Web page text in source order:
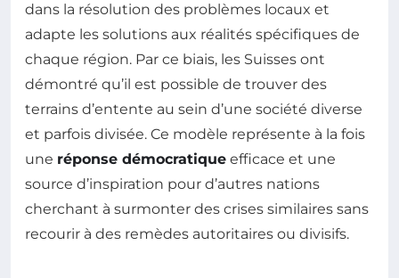
dans la résolution des problèmes locaux et
adapte les solutions aux réalités spécifiques de
chaque région. Par ce biais, les Suisses ont
démontré qu’il est possible de trouver des
terrains d’entente au sein d’une société diverse
et parfois divisée. Ce modèle représente à la fois
une réponse démocratique efficace et une
source d’inspiration pour d’autres nations
cherchant à surmonter des crises similaires sans
recourir à des remèdes autoritaires ou divisifs.